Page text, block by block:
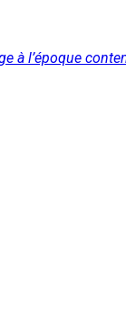
à l’époque